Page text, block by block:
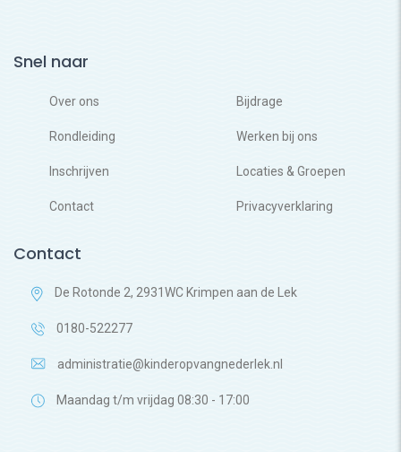
Snel naar
Over ons Bijdrage
Rondleiding Werken bij ons
Inschrijven Locaties & Groepen
Contact Privacyverklaring
Contact
De Rotonde 2, 2931WC Krimpen aan de Lek
0180-522277
administratie@kinderopvangnederlek.nl
Maandag t/m vrijdag 08:30 - 17:00